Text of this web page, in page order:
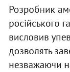
Розробник
російського
висловив
дозволять
незважаючи